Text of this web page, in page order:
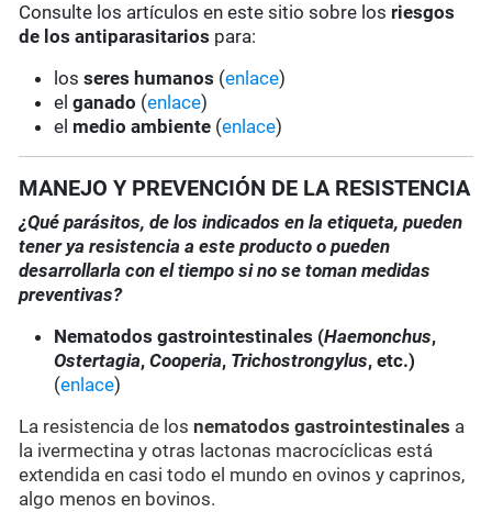
Consulte los artículos en este sitio sobre los riesgos
de los antiparasitarios para:
losseres humanos (enlace)
elganado (enlace)
el medio ambiente (enlace)
MANEJO Y PREVENCIÓN DE LA RESISTENCIA
¿Qué parásitos, de los indicados en la etiqueta, pueden
tener ya resistencia a este producto o pueden
desarrollarla con el tiempo si no se toman medidas
preventivas?
Nematodos gastrointestinales (Haemonchus,
Ostertagia,Cooperia, Trichostrongylus, etc.)
(enlace)
La resistencia de losnematodos gastrointestinales a
la ivermectina y otras lactonas macrocíclicas está
extendida en casi todo el mundo en ovinos y caprinos,
algo menos en bovinos.